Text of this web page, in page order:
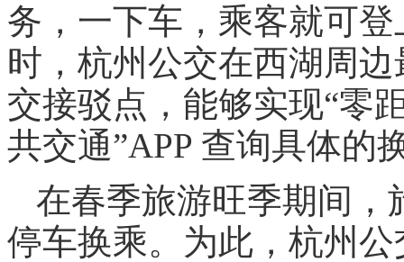
务，一下车，乘客就可
时，杭州公交在西湖周
交接驳点，能够实现“零
共交通”APP 查询具体的
在春季旅游旺季期间，
停车换乘。为此，杭州